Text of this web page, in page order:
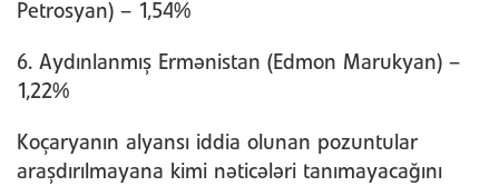
Petrosyan) – 1,54%
6. Aydınlanmış Ermənistan (Edmon Marukyan) –
1,22%
Koçaryanın alyansı iddia olunan pozuntular
araşdırılmayana kimi nəticələri tanımayacağını